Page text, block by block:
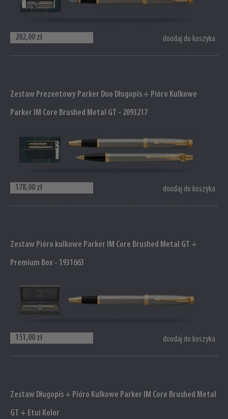
202,00 zł doodaj do koszyka
Zestaw Prezentowy Parker Duo Długopis + Pióro Kulkowe
Parker IM Core Brushed Metal GT - 2093217
178,00 zł doodaj do koszyka
Zestaw Pióro kulkowe Parker IM Core Brushed Metal GT +
Premium Box - 1931663
151,00 zł doodaj do koszyka
Zestaw Długopis + Pióro Kulkowe Parker IM Core Brushed Metal
GT + Etui Kolor